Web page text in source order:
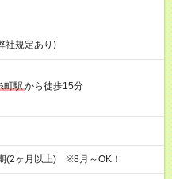
社規定あり)
町駅から徒歩15分
(2ヶ月以上) ※8月～OK！